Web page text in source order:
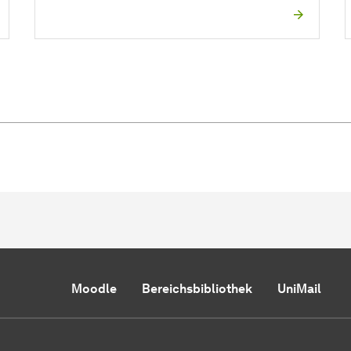
Moodle Bereichsbibliothek UniMail